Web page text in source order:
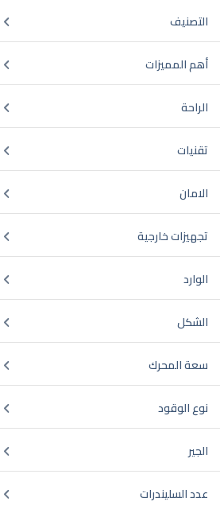
التصنيف
أهم المميزات
الراحة
تقنيات
الامان
تجهيزات خارجية
الوارد
الشكل
سعة المحرك
نوع الوقود
الجير
عدد السليندرات